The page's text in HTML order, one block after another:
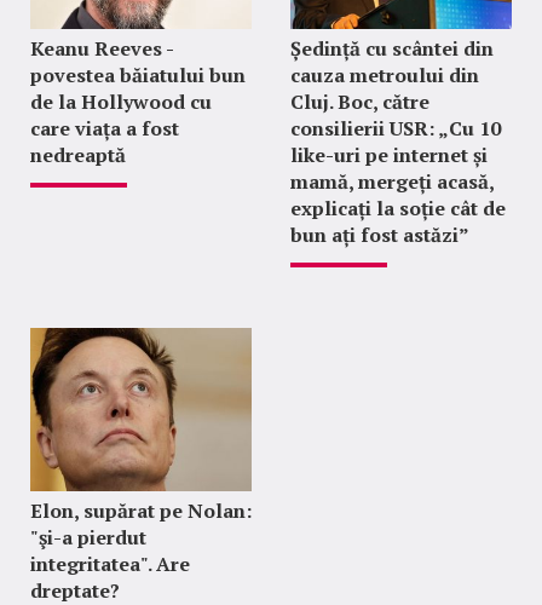
Keanu Reeves -
povestea băiatului bun
de la Hollywood cu
care viața a fost
nedreaptă
Ședință cu scântei din
cauza metroului din
Cluj. Boc, către
consilierii USR: „Cu 10
like-uri pe internet și
mamă, mergeți acasă,
explicați la soție cât de
bun ați fost astăzi”
Elon, supărat pe Nolan:
"şi-a pierdut
integritatea". Are
dreptate?